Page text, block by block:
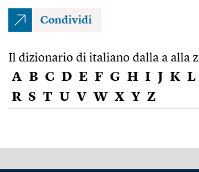
Condividi
Il dizionario di italiano dalla a alla z
A B C D E F G H I J K L
R S T U V W X Y Z